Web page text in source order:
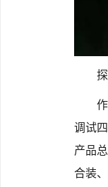
调试
产品
合装